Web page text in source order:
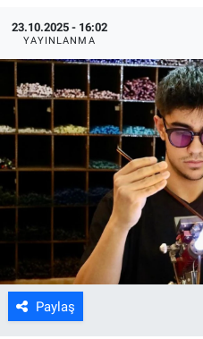
23.10.2025 - 16:02
YAYINLANMA
Paylaş